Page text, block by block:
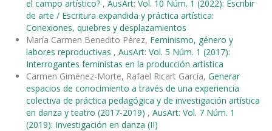
el campo artístico? , AusArt: Vol. 10 Núm. 1 (2022): Escribir
de arte / Escritura expandida y práctica artística:
Conexiones, quiebres y desplazamientos
María Carmen Benedito Pérez, Feminismo, género y
labores reproductivas , AusArt: Vol. 5 Núm. 1 (2017):
Interrogantes feministas en la producción artística
Carmen Giménez-Morte, Rafael Ricart García, Generar
espacios de conocimiento a través de una experiencia
colectiva de práctica pedagógica y de investigación artística
en danza y teatro (2017-2019) , AusArt: Vol. 7 Núm. 1
(2019): Investigación en danza (II)